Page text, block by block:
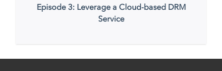
Episode 3: Leverage a Cloud-based DRM
Service